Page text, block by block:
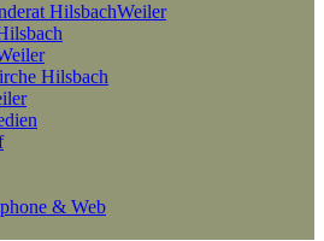
HilsbachWeiler
Hilsbach
& Web